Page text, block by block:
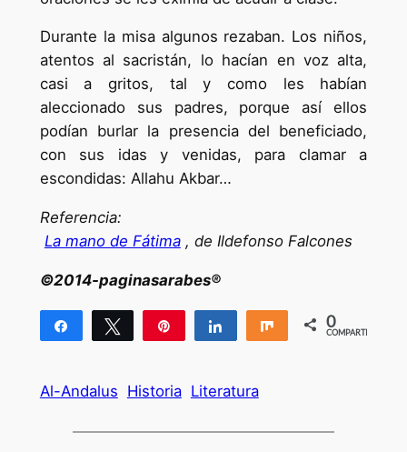
Durante la misa algunos rezaban. Los niños,
atentos al sacristán, lo hacían en voz alta,
casi a gritos, tal y como les habían
aleccionado sus padres, porque así ellos
podían burlar la presencia del beneficiado,
con sus idas y venidas, para clamar a
escondidas: Allahu Akbar…
Referencia:
La mano de Fátima, de Ildefonso Falcones
©2014-paginasarabes®
Compartir Twittear Compartir Compartir
0
COMPARTIR
Al-Andalus Historia Literatura